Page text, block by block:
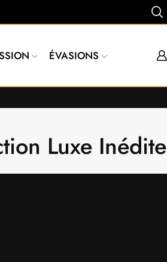
ÉVASIONS
Luxe Inédite